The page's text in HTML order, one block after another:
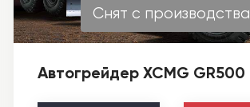
Снят с производства
Автогрейдер XCMG GR500